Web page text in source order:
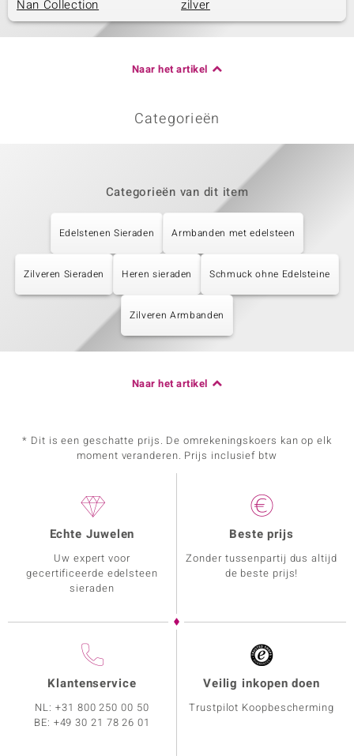
Nan Collection zilver
Naar het artikel
Categorieën
Categorieën van dit item
Edelstenen Sieraden Armbanden met edelsteen
Zilveren Sieraden Heren sieraden Schmuck ohne Edelsteine
Zilveren Armbanden
Naar het artikel
* Dit is een geschatte prijs. De omrekeningskoers kan op elk
moment veranderen. Prijs inclusief btw
Echte Juwelen
Uw expert voor
gecertificeerde edelsteen
sieraden
Beste prijs
Zonder tussenpartij dus altijd
de beste prijs!
Klantenservice
NL:+31 800 250 00 50
BE: +49 30 21 78 26 01
Veilig inkopen doen
Trustpilot Koopbescherming